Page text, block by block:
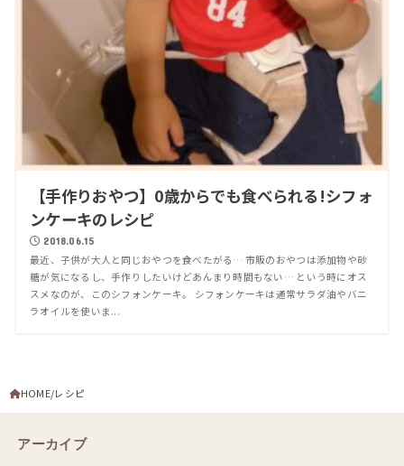
【手作りおやつ】0歳からでも食べられる!シフォ
ンケーキのレシピ
2018.06.15
最近、子供が大人と同じおやつを食べたがる… 市販のおやつは添加物や砂
糖が気になるし、手作りしたいけどあんまり時間もない… という時にオス
スメなのが、このシフォンケーキ。 シフォンケーキは通常サラダ油やバニ
ラオイルを使いま...
HOME レシピ
アーカイブ